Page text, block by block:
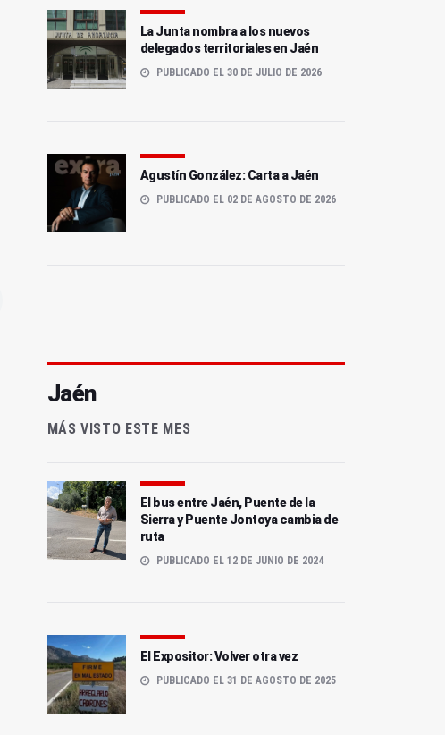
La Junta nombra a los nuevos
delegados territoriales en Jaén
PUBLICADO EL 30 DE JULIO DE 2026
Agustín González: Carta a Jaén
PUBLICADO EL 02 DE AGOSTO DE 2026
Jaén
MÁS VISTO ESTE MES
El bus entre Jaén, Puente de la
Sierra y Puente Jontoya cambia de
ruta
PUBLICADO EL 12 DE JUNIO DE 2024
El Expositor: Volver otra vez
PUBLICADO EL 31 DE AGOSTO DE 2025